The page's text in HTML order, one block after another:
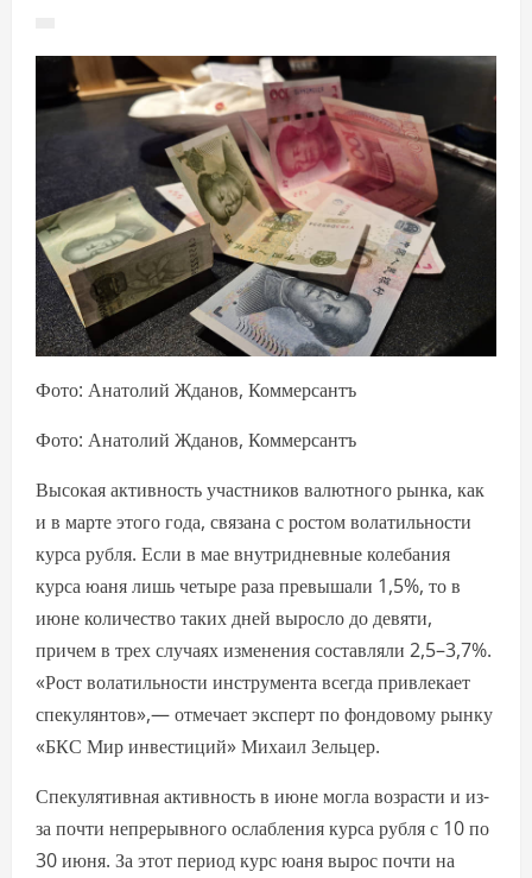
Фото: Анатолий Жданов, Коммерсантъ
Фото: Анатолий Жданов, Коммерсантъ
Высокая активность участников валютного рынка, как
и в марте этого года, связана с ростом волатильности
курса рубля. Если в мае внутридневные колебания
курса юаня лишь четыре раза превышали 1,5%, то в
июне количество таких дней выросло до девяти,
причем в трех случаях изменения составляли 2,5–3,7%.
«Рост волатильности инструмента всегда привлекает
спекулянтов»,— отмечает эксперт по фондовому рынку
«БКС Мир инвестиций» Михаил Зельцер.
Спекулятивная активность в июне могла возрасти и из-
за почти непрерывного ослабления курса рубля с 10 по
30 июня. За этот период курс юаня вырос почти на